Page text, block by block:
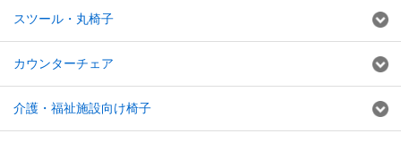
スツール・丸椅子
カウンターチェア
介護・福祉施設向け椅子